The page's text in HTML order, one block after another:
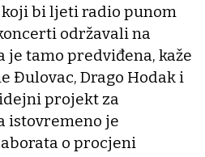
bi ljeti radio punom
održavali na
je tamo predviđena, kaže
Đulovac, Drago Hodak i
projekt za
istovremeno je
o procjeni